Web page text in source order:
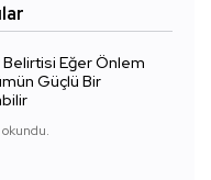
Belirtisi Eğer Önlem
Güçlü Bir